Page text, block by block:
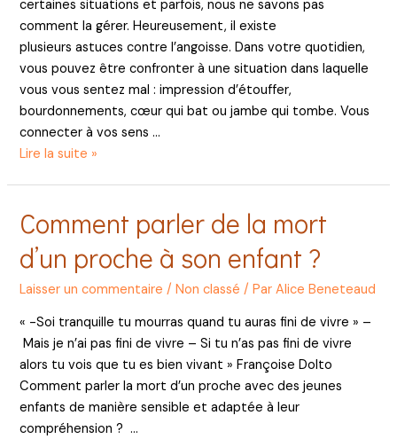
certaines situations et parfois, nous ne savons pas
comment la gérer. Heureusement, il existe
plusieurs astuces contre l’angoisse. Dans votre quotidien,
vous pouvez être confronter à une situation dans laquelle
vous vous sentez mal : impression d’étouffer,
bourdonnements, cœur qui bat ou jambe qui tombe. Vous
connecter à vos sens …
Comment
stress
et
son
angoisse
Lire la suite »
Comment parler de la mort
d’un proche à son enfant ?
Laisser un commentaire /Non classé / ParAlice Beneteaud
« -Soi tranquille tu mourras quand tu auras fini de vivre » –
Mais je n’ai pas fini de vivre – Si tu n’as pas fini de vivre
alors tu vois que tu es bien vivant » Françoise Dolto
Comment parler la mort d’un proche avec des jeunes
enfants de manière sensible et adaptée à leur
compréhension ? …